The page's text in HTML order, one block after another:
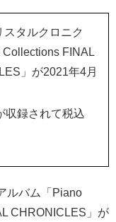
スタルクロニク
FINAL
」が2021年4月
収録されて税込
ルバム「Piano
CHRONICLES」が